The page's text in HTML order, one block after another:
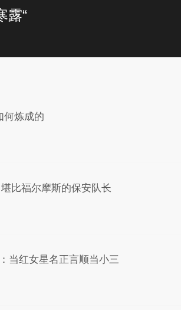
露“
何炼成的
比福尔摩斯的保安队长
当红女星名正言顺当小三